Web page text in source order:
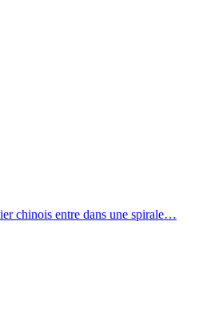
chinois entre dans une spirale…